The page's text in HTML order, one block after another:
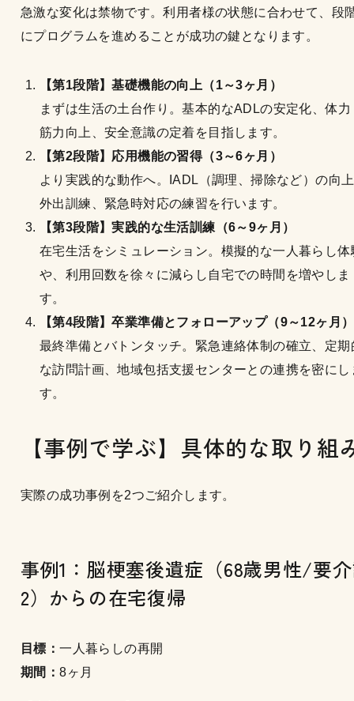
急激な変化は禁物です。利用者様の状態に合わせて、段
にプログラムを進めることが成功の鍵となります。
【第1段階】基礎機能の向上（1～3ヶ月）
まずは生活の土台作り。基本的なADLの安定化、体力
筋力向上、安全意識の定着を目指します。
【第2段階】応用機能の習得（3～6ヶ月）
より実践的な動作へ。IADL（調理、掃除など）の向
外出訓練、緊急時対応の練習を行います。
【第3段階】実践的な生活訓練（6～9ヶ月）
在宅生活をシミュレーション。模擬的な一人暮らし体
や、利用回数を徐々に減らし自宅での時間を増やしま
す。
【第4段階】卒業準備とフォローアップ（9～12ヶ月）
最終準備とバトンタッチ。緊急連絡体制の確立、定期
な訪問計画、地域包括支援センターとの連携を密にし
す。
【事例で学ぶ】具体的な取り組
実際の成功事例を2つご紹介します。
事例1：脳梗塞後遺症（68歳男性/要
2）からの在宅復帰
目標：一人暮らしの再開
期間：8ヶ月